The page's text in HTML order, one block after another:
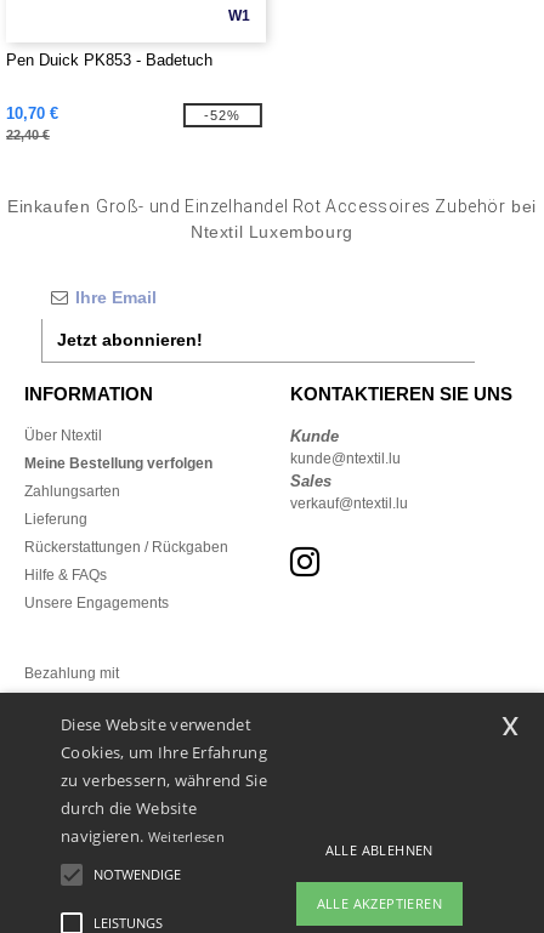
W1
Pen Duick PK853 - Badetuch
10,70 €
22,40 €
-52%
Einkaufen Groß- und Einzelhandel Rot Accessoires Zubehör bei
Ntextil Luxembourg
Jetzt abonnieren!
INFORMATION
Über Ntextil
Meine Bestellung verfolgen
Zahlungsarten
Lieferung
Rückerstattungen / Rückgaben
Hilfe & FAQs
Unsere Engagements
KONTAKTIEREN SIE UNS
Kunde
kunde@ntextil.lu
Sales
verkauf@ntextil.lu
Bezahlung mit
Unsere Paketzusteller
Diese Website verwendet
Cookies, um Ihre Erfahrung
zu verbessern, während Sie
durch die Website
navigieren. Weiterlesen
NOTWENDIGE
LEISTUNGS
ALLE ABLEHNEN
ALLE AKZEPTIEREN
x